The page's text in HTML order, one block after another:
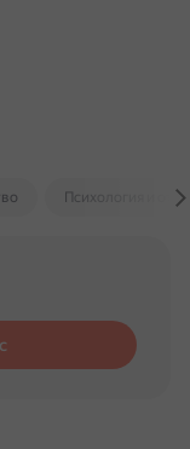
Психология и